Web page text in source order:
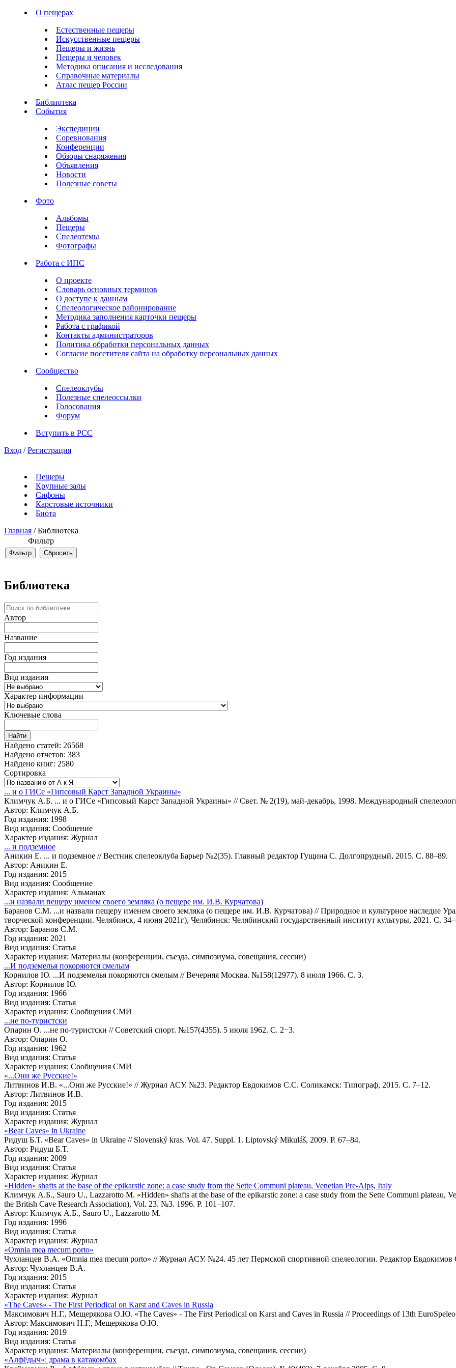
О пещерах
Естественные пещеры
Искусственные пещеры
Пещеры и жизнь
Пещеры и человек
Методика описания и исследования
Справочные материалы
Атлас пещер России
Библиотека
События
Экспедиции
Соревнования
Конференции
Обзоры снаряжения
Объявления
Новости
Полезные советы
Фото
Альбомы
Пещеры
Спелеотемы
Фотографы
Работа с ИПС
О проекте
Словарь основных терминов
О доступе к данным
Спелеологическое районирование
Методика заполнения карточки пещеры
Работа с графикой
Контакты администраторов
Политика обработки персональных данных
Согласие посетителя сайта на обработку персональных данных
Сообщество
Спелеоклубы
Полезные спелеоссылки
Голосования
Форум
Вступить в РСС
Вход / Регистрация
Пещеры
Крупные залы
Сифоны
Карстовые источники
Биота
Главная / Библиотека
Фильтр
Библиотека
Автор
Название
Год издания
Вид издания
Характер информации
Ключевые слова
Найдено статей: 26568
Найдено отчетов: 383
Найдено книг: 2580
Сортировка
... и о ГИСе «Гипсовый Карст Западной Украины»
Климчук А.Б. ... и о ГИСе «Гипсовый Карст Западной Украины» // Свет. № 2(19), май-декабрь, 1998. Международный
Автор: Климчук А.Б.
Год издания: 1998
Вид издания: Сообщение
Характер издания: Журнал
... и подземное
Аникин Е. ... и подземное // Вестник спелеоклуба Барьер №2(35). Главный редактор Гущина С. Долгопрудный, 2015. С. 88–89.
Автор: Аникин Е.
Год издания: 2015
Вид издания: Сообщение
Характер издания: Альманах
...и назвали пещеру именем своего земляка (о пещере им. И.В. Курчатова)
Баранов С.М. ...и назвали пещеру именем своего земляка (о пещере им. И.В. Курчатова) // Природное и культурное наследие
творческой конференции. Челябинск, 4 июня 2021г), Челябинск: Челябинский государственный институт культуры, 2021. С.
Автор: Баранов С.М.
Год издания: 2021
Вид издания: Статья
Характер издания: Материалы (конференции, съезда, симпозиума, совещания, сессии)
...И подземелья покоряются смелым
Корнилов Ю. ...И подземелья покоряются смелым // Вечерняя Москва. №158(12977). 8 июля 1966. С. 3.
Автор: Корнилов Ю.
Год издания: 1966
Вид издания: Статья
Характер издания: Сообщения СМИ
...не по-туристски
Опарин О. ...не по-туристски // Советский спорт. №157(4355). 5 июля 1962. С. 2−3.
Автор: Опарин О.
Год издания: 1962
Вид издания: Статья
Характер издания: Сообщения СМИ
«...Они же Русские!»
Литвинов И.В. «...Они же Русские!» // Журнал АСУ. №23. Редактор Евдокимов С.С. Соликамск: Типограф, 2015. С. 7–12.
Автор: Литвинов И.В.
Год издания: 2015
Вид издания: Статья
Характер издания: Журнал
«Bear Caves» in Ukraine
Ридуш Б.Т. «Bear Caves» in Ukraine // Slovenský kras. Vol. 47. Suppl. 1. Liptovský Mikuláš, 2009. P. 67–84.
Автор: Ридуш Б.Т.
Год издания: 2009
Вид издания: Статья
Характер издания: Журнал
«Hidden» shafts at the base of the epikarstic zone: a case study from the Sette Communi plateau, Venetian Pre-Alps, Italy
Климчук А.Б., Sauro U., Lazzarotto M. «Hidden» shafts at the base of the epikarstic zone: a case study from the Sette Communi plateau,
the British Cave Research Association), Vol. 23. №3. 1996. P. 101–107.
Автор: Климчук А.Б., Sauro U., Lazzarotto M.
Год издания: 1996
Вид издания: Статья
Характер издания: Журнал
«Omnia mea mecum porto»
Чухланцев В.А. «Omnia mea mecum porto» // Журнал АСУ. №24. 45 лет Пермской спортивной спелеологии. Редактор
Автор: Чухланцев В.А.
Год издания: 2015
Вид издания: Статья
Характер издания: Журнал
«The Caves» - The First Periodical on Karst and Caves in Russia
Максимович Н.Г., Мещерякова О.Ю. «The Caves» - The First Periodical on Karst and Caves in Russia // Proceedings of 13th
Автор: Максимович Н.Г., Мещерякова О.Ю.
Год издания: 2019
Вид издания: Статья
Характер издания: Материалы (конференции, съезда, симпозиума, совещания, сессии)
«Алфёдыч»: драма в катакомбах